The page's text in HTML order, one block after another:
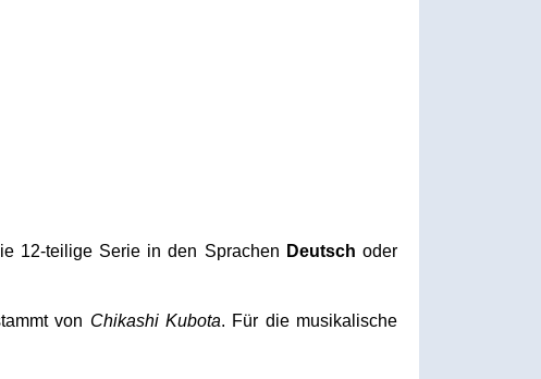
12-teilige Serie in den Sprachen Deutsch oder
von Chikashi Kubota. Für die musikalische